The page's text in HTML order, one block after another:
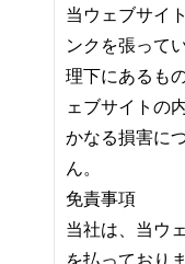
当ウェブサイ
ンクを張って
理下にあるも
ェブサイトの
かなる損害に
ん。
免責事項
当社は、当ウ